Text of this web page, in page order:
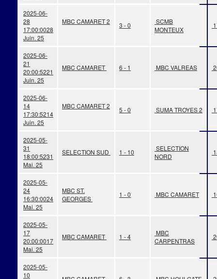
2025-06-
28
17:00:0028
Juin. 25
MBC CAMARET 2 3 - 0
SCMB
MONTEUX
2025-06-
21
20:00:5221
Juin. 25
MBC CAMARET 6 - 1 MBC VALREAS
2025-06-
14
17:30:5214
Juin. 25
MBC CAMARET 2 5 - 0 SUMA TROYES 2
2025-05-
31
18:00:5231
Mai. 25
SELECTION SUD 1 - 10
SELECTION
NORD
2025-05-
24
16:30:0024
Mai. 25
MBC ST.
GEORGES
1 - 0 MBC CAMARET
2025-05-
17
20:00:0017
Mai. 25
MBC CAMARET 1 - 4
MBC
CARPENTRAS
2025-05-
10